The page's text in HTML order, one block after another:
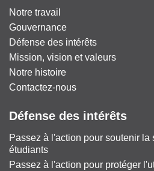
Notre travail
Gouvernance
Défense des intérêts
Mission, vision et valeurs
Notre histoire
Contactez-nous
Défense des intérêts
Passez à l'action pour soutenir la
étudiants
Passez à l'action pour protéger